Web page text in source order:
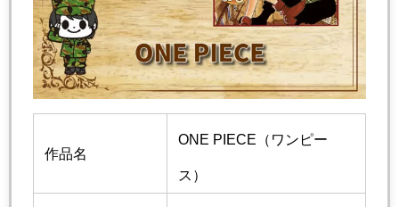
作品名
ONE PIECE（ワンピー
ス）